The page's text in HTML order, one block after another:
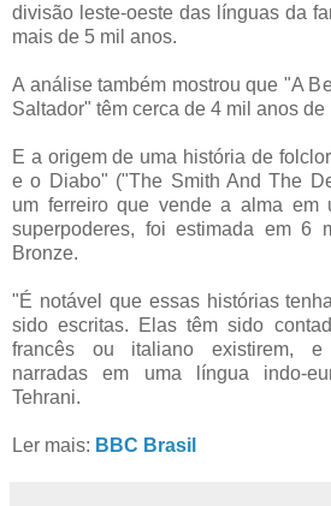
divisão leste-oeste das línguas da
mais de 5 mil anos.
A análise também mostrou que "A
Saltador" têm cerca de 4 mil anos de
E a origem de uma história de
e o Diabo" ("The Smith And The
um ferreiro que vende a alma em
superpoderes, foi estimada em 6
Bronze.
"É notável que essas histórias
sido escritas. Elas têm sido
francês ou italiano existirem, e
narradas em uma língua indo-
Tehrani.
Ler mais: BBC Brasil